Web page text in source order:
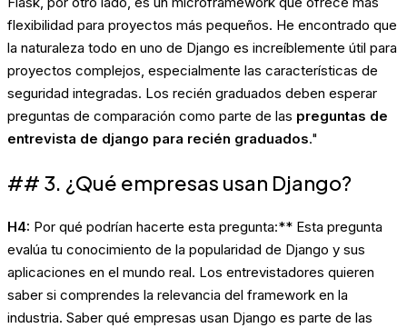
flexibilidad para proyectos más pequeños. He encontrado que
la naturaleza todo en uno de Django es increíblemente útil para
proyectos complejos, especialmente las características de
seguridad integradas. Los recién graduados deben esperar
preguntas de comparación como parte de las preguntas de
entrevista de django para recién graduados."
## 3. ¿Qué empresas usan Django?
H4: Por qué podrían hacerte esta pregunta:** Esta pregunta
evalúa tu conocimiento de la popularidad de Django y sus
aplicaciones en el mundo real. Los entrevistadores quieren
saber si comprendes la relevancia del framework en la
industria. Saber qué empresas usan Django es parte de las